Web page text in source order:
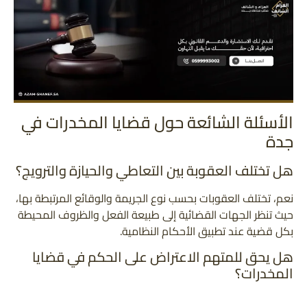
الأسئلة الشائعة حول قضايا المخدرات في
جدة
هل تختلف العقوبة بين التعاطي والحيازة والترويج؟
نعم، تختلف العقوبات بحسب نوع الجريمة والوقائع المرتبطة بها،
حيث تنظر الجهات القضائية إلى طبيعة الفعل والظروف المحيطة
بكل قضية عند تطبيق الأحكام النظامية.
هل يحق للمتهم الاعتراض على الحكم في قضايا
المخدرات؟